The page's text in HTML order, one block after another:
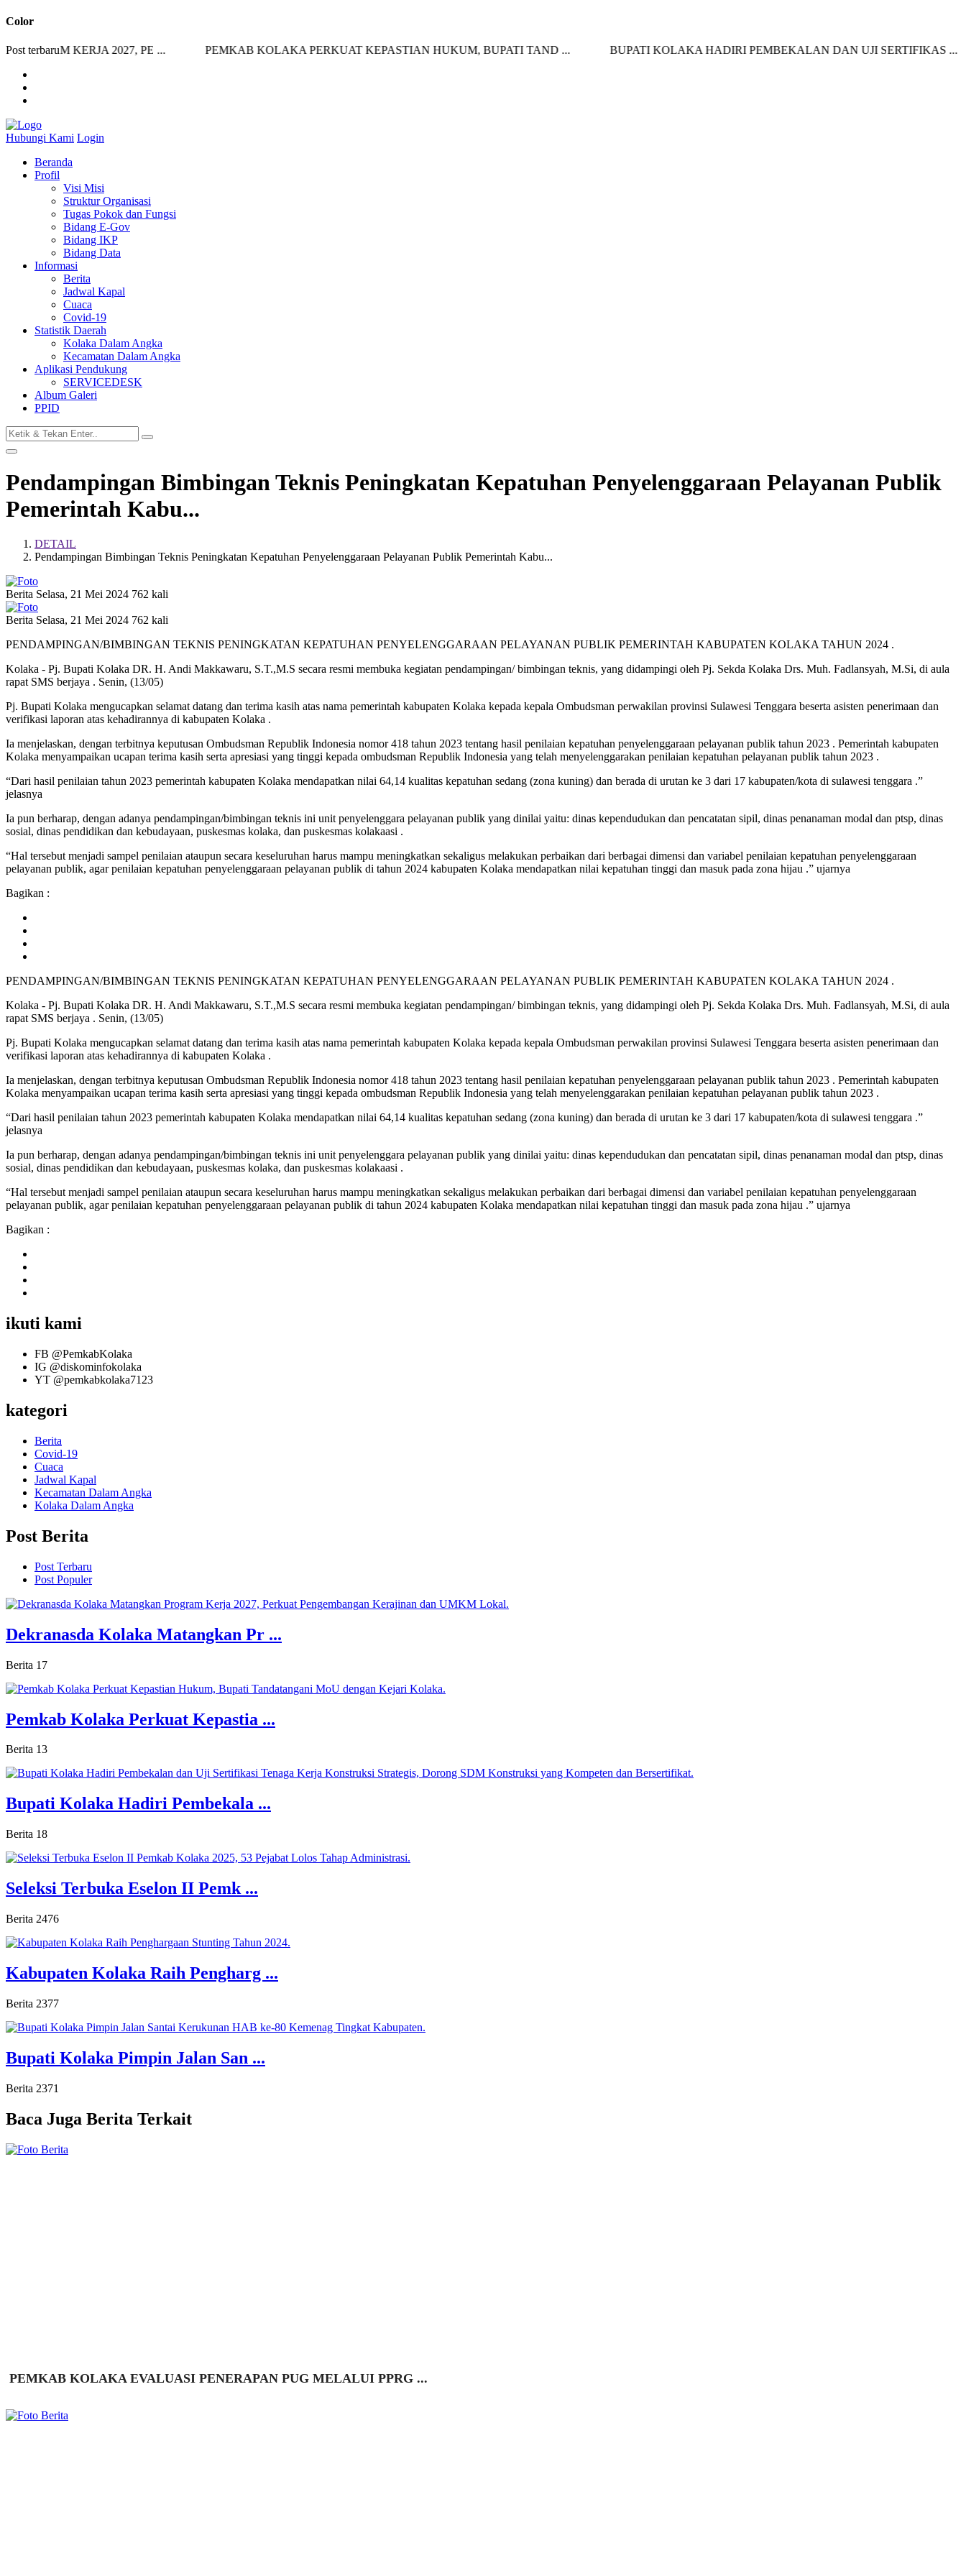
Color
Post terbaru
KERJA 2027, PE ... PEMKAB KOLAKA PERKUAT KEPASTIAN HUKUM, BUPATI TAND ... BUPATI KOLAKA HADIRI PEMBEKALAN DAN UJI SERTIFIKAS ...
Hubungi Kami Login
Beranda
Profil
Visi Misi
Struktur Organisasi
Tugas Pokok dan Fungsi
Bidang E-Gov
Bidang IKP
Bidang Data
Informasi
Berita
Jadwal Kapal
Cuaca
Covid-19
Statistik Daerah
Kolaka Dalam Angka
Kecamatan Dalam Angka
Aplikasi Pendukung
SERVICEDESK
Album Galeri
PPID
Pendampingan Bimbingan Teknis Peningkatan Kepatuhan Penyelenggaraan Pelayanan Publik
Pemerintah Kabu...
DETAIL
Pendampingan Bimbingan Teknis Peningkatan Kepatuhan Penyelenggaraan Pelayanan Publik Pemerintah Kabu...
Berita Selasa, 21 Mei 2024 762 kali
Berita Selasa, 21 Mei 2024 762 kali
PENDAMPINGAN/BIMBINGAN TEKNIS PENINGKATAN KEPATUHAN PENYELENGGARAAN PELAYANAN PUBLIK PEMERINTAH KABUPATEN KOLAKA TAHUN 2024 .
Kolaka - Pj. Bupati Kolaka DR. H. Andi Makkawaru, S.T.,M.S secara resmi membuka kegiatan pendampingan/ bimbingan teknis, yang didampingi oleh Pj. Sekda Kolaka Drs. Muh. Fadlansyah, M.Si, di aula
rapat SMS berjaya . Senin, (13/05)
Pj. Bupati Kolaka mengucapkan selamat datang dan terima kasih atas nama pemerintah kabupaten Kolaka kepada kepala Ombudsman perwakilan provinsi Sulawesi Tenggara beserta asisten penerimaan dan
verifikasi laporan atas kehadirannya di kabupaten Kolaka .
Ia menjelaskan, dengan terbitnya keputusan Ombudsman Republik Indonesia nomor 418 tahun 2023 tentang hasil penilaian kepatuhan penyelenggaraan pelayanan publik tahun 2023 . Pemerintah kabupaten
Kolaka menyampaikan ucapan terima kasih serta apresiasi yang tinggi kepada ombudsman Republik Indonesia yang telah menyelenggarakan penilaian kepatuhan pelayanan publik tahun 2023 .
“Dari hasil penilaian tahun 2023 pemerintah kabupaten Kolaka mendapatkan nilai 64,14 kualitas kepatuhan sedang (zona kuning) dan berada di urutan ke 3 dari 17 kabupaten/kota di sulawesi tenggara .”
jelasnya
Ia pun berharap, dengan adanya pendampingan/bimbingan teknis ini unit penyelenggara pelayanan publik yang dinilai yaitu: dinas kependudukan dan pencatatan sipil, dinas penanaman modal dan ptsp, dinas
sosial, dinas pendidikan dan kebudayaan, puskesmas kolaka, dan puskesmas kolakaasi .
“Hal tersebut menjadi sampel penilaian ataupun secara keseluruhan harus mampu meningkatkan sekaligus melakukan perbaikan dari berbagai dimensi dan variabel penilaian kepatuhan penyelenggaraan
pelayanan publik, agar penilaian kepatuhan penyelenggaraan pelayanan publik di tahun 2024 kabupaten Kolaka mendapatkan nilai kepatuhan tinggi dan masuk pada zona hijau .” ujarnya
Bagikan :
PENDAMPINGAN/BIMBINGAN TEKNIS PENINGKATAN KEPATUHAN PENYELENGGARAAN PELAYANAN PUBLIK PEMERINTAH KABUPATEN KOLAKA TAHUN 2024 .
Kolaka - Pj. Bupati Kolaka DR. H. Andi Makkawaru, S.T.,M.S secara resmi membuka kegiatan pendampingan/ bimbingan teknis, yang didampingi oleh Pj. Sekda Kolaka Drs. Muh. Fadlansyah, M.Si, di aula
rapat SMS berjaya . Senin, (13/05)
Pj. Bupati Kolaka mengucapkan selamat datang dan terima kasih atas nama pemerintah kabupaten Kolaka kepada kepala Ombudsman perwakilan provinsi Sulawesi Tenggara beserta asisten penerimaan dan
verifikasi laporan atas kehadirannya di kabupaten Kolaka .
Ia menjelaskan, dengan terbitnya keputusan Ombudsman Republik Indonesia nomor 418 tahun 2023 tentang hasil penilaian kepatuhan penyelenggaraan pelayanan publik tahun 2023 . Pemerintah kabupaten
Kolaka menyampaikan ucapan terima kasih serta apresiasi yang tinggi kepada ombudsman Republik Indonesia yang telah menyelenggarakan penilaian kepatuhan pelayanan publik tahun 2023 .
“Dari hasil penilaian tahun 2023 pemerintah kabupaten Kolaka mendapatkan nilai 64,14 kualitas kepatuhan sedang (zona kuning) dan berada di urutan ke 3 dari 17 kabupaten/kota di sulawesi tenggara .”
jelasnya
Ia pun berharap, dengan adanya pendampingan/bimbingan teknis ini unit penyelenggara pelayanan publik yang dinilai yaitu: dinas kependudukan dan pencatatan sipil, dinas penanaman modal dan ptsp, dinas
sosial, dinas pendidikan dan kebudayaan, puskesmas kolaka, dan puskesmas kolakaasi .
“Hal tersebut menjadi sampel penilaian ataupun secara keseluruhan harus mampu meningkatkan sekaligus melakukan perbaikan dari berbagai dimensi dan variabel penilaian kepatuhan penyelenggaraan
pelayanan publik, agar penilaian kepatuhan penyelenggaraan pelayanan publik di tahun 2024 kabupaten Kolaka mendapatkan nilai kepatuhan tinggi dan masuk pada zona hijau .” ujarnya
Bagikan :
ikuti kami
FB @PemkabKolaka
IG @diskominfokolaka
YT @pemkabkolaka7123
kategori
Berita
Covid-19
Cuaca
Jadwal Kapal
Kecamatan Dalam Angka
Kolaka Dalam Angka
Post Berita
Post Terbaru
Post Populer
Dekranasda Kolaka Matangkan Pr ...
Berita 17
Pemkab Kolaka Perkuat Kepastia ...
Berita 13
Bupati Kolaka Hadiri Pembekala ...
Berita 18
Seleksi Terbuka Eselon II Pemk ...
Berita 2476
Kabupaten Kolaka Raih Pengharg ...
Berita 2377
Bupati Kolaka Pimpin Jalan San ...
Berita 2371
Baca Juga Berita Terkait
PEMKAB KOLAKA EVALUASI PENERAPAN PUG MELALUI PPRG ...